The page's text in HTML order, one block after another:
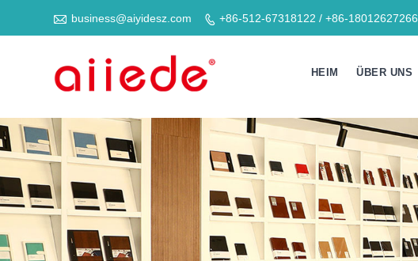
 business@aiyidesz.com  +86-512-67318122 / +86-18012627266
HEIM ÜBER UNS